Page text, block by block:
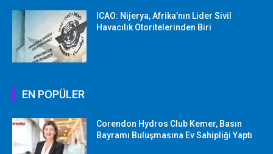
ICAO: Nijerya, Afrika’nın Lider Sivil
Havacılık Otoritelerinden Biri
EN POPÜLER
Corendon Hydros Club Kemer, Basın
Bayramı Buluşmasına Ev Sahipliği Yaptı